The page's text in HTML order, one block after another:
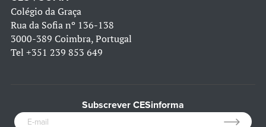
Colégio da Graça
Rua da Sofia nº 136-138
3000-389 Coimbra, Portugal
Tel +351 239 853 649
Subscrever CESinforma